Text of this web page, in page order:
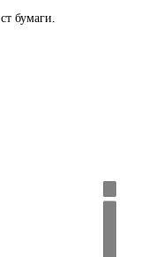
бумаги.